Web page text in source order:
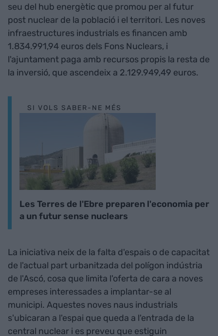
seu del hub energètic que promou per al futur
post nuclear de la població i el territori. Les noves
infraestructures industrials es financen amb
1.834.991,94 euros dels Fons Nuclears, i
l'ajuntament paga amb recursos propis la resta de
la inversió, que ascendeix a 2.129.949,49 euros.
SI VOLS SABER-NE MÉS
Les Terres de l'Ebre preparen l'economia per
a un futur sense nuclears
La iniciativa neix de la falta d'espais o de capacitat
de l'actual part urbanitzada del polígon indústria
de l'Ascó, cosa que limita l'oferta de cara a noves
empreses interessades a implantar-se al
municipi. Aquestes noves naus industrials
s'ubicaran a l'espai que queda a l'entrada de la
central nuclear i es preveu que estiguin